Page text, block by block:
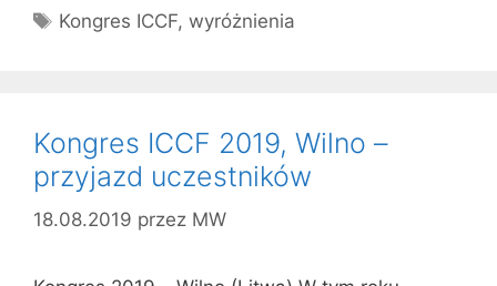
Tagi
Kongres ICCF,wyróżnienia
Kongres ICCF 2019, Wilno –
przyjazd uczestników
18.08.2019 przez MW